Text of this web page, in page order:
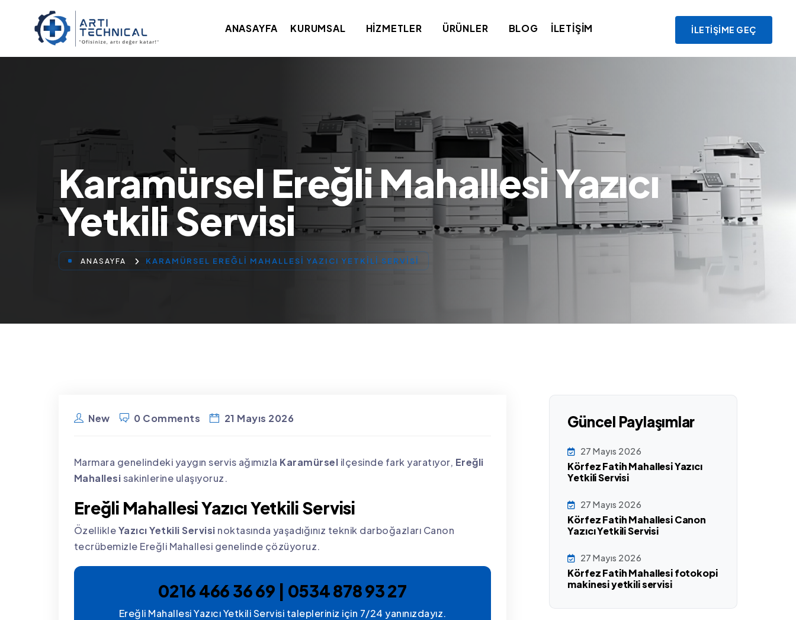
ANASAYFA KURUMSAL HIZMETLER ÜRÜNLER BLOG İLETIŞIM İLETIŞIME GEÇ
Karamürsel Ereğli Mahallesi Yazıcı
Yetkili Servisi
ANASAYFA KARAMÜRSEL EREĞLI MAHALLESI YAZICI YETKILI SERVISI
New 0 Comments 21 Mayıs 2026
Marmara genelindeki yaygın servis ağımızla Karamürsel ilçesinde fark yaratıyor, Ereğli
Mahallesisakinlerine ulaşıyoruz.
Ereğli Mahallesi Yazıcı Yetkili Servisi
ÖzellikleYazıcı Yetkili Servisi noktasında yaşadığınız teknik darboğazları Canon
tecrübemizle Ereğli Mahallesi genelinde çözüyoruz.
0216 466 36 69 | 0534 878 93 27
Ereğli Mahallesi Yazıcı Yetkili Servisi talepleriniz için 7/24 yanınızdayız.
Güncel Paylaşımlar
27 Mayıs 2026
Körfez Fatih Mahallesi Yazıcı
Yetkili Servisi
27 Mayıs 2026
Körfez Fatih Mahallesi Canon
Yazıcı Yetkili Servisi
27 Mayıs 2026
Körfez Fatih Mahallesi fotokopi
makinesi yetkili servisi